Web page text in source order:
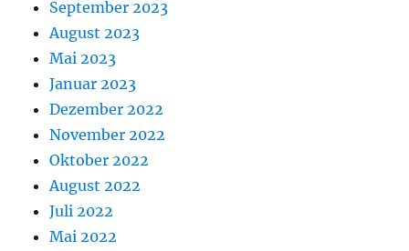
September 2023
August 2023
Mai 2023
Januar 2023
Dezember 2022
November 2022
Oktober 2022
August 2022
Juli 2022
Mai 2022